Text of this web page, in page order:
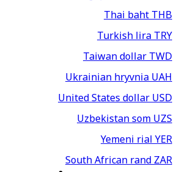
Thai bahtTHB
Turkish liraTRY
Taiwan dollarTWD
Ukrainian hryvniaUAH
United States dollarUSD
Uzbekistan somUZS
Yemeni rialYER
South African randZAR